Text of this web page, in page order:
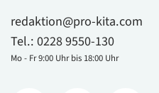
redaktion@pro-kita.com
Tel.:0228 9550-130
Mo - Fr 9:00 Uhr bis 18:00 Uhr